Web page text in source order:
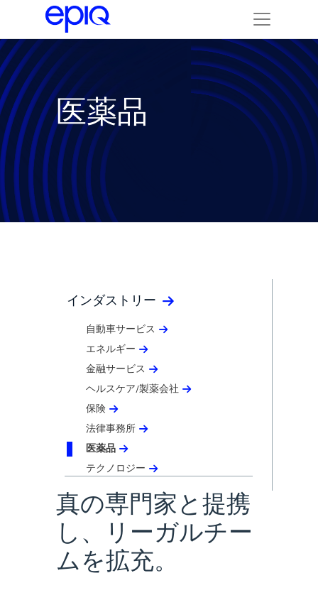
医薬品
インダストリー
自動車サービス
エネルギー
金融サービス
ヘルスケア/製薬会社
保険
法律事務所
医薬品
テクノロジー
真の専門家と提携
し、リーガルチー
ムを拡充。